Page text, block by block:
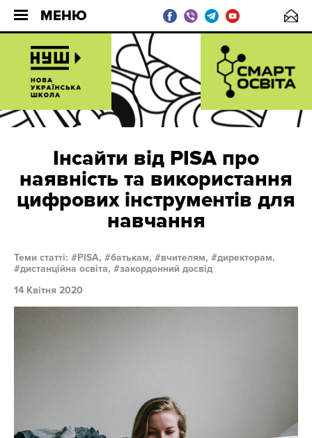
МЕНЮ
Інсайти від PISA про
наявність та використання
цифрових інструментів для
навчання
Теми статті: PISA, батькам, вчителям,
директорам,
дистанційна освіта,
закордонний досвід
14 Квітня 2020